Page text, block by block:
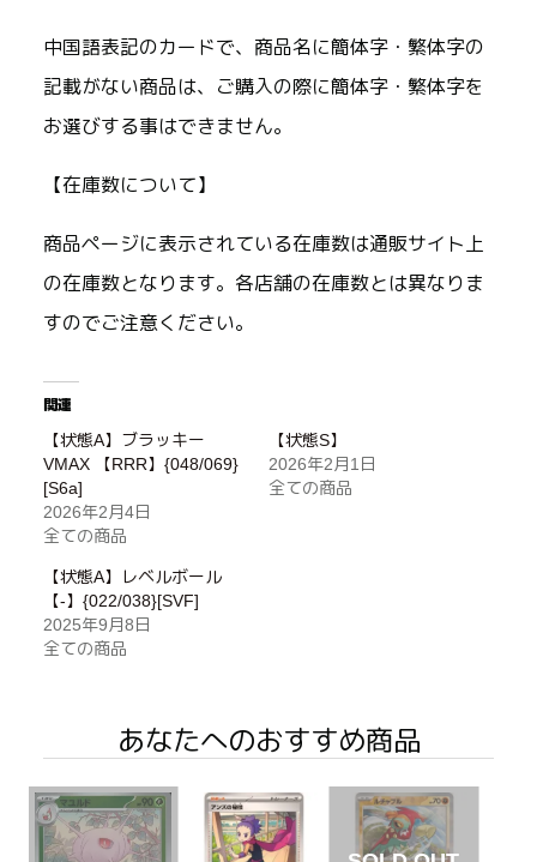
中国語表記のカードで、商品名に簡体字・繁体字の
記載がない商品は、ご購入の際に簡体字・繁体字を
お選びする事はできません。
【在庫数について】
商品ページに表示されている在庫数は通販サイト上
の在庫数となります。各店舗の在庫数とは異なりま
すのでご注意ください。
関連
【状態A】ブラッキー
VMAX 【RRR】{048/069}
[S6a]
2026年2月4日
全ての商品
【状態S】
2026年2月1日
全ての商品
【状態A】レベルボール
【-】{022/038}[SVF]
2025年9月8日
全ての商品
あなたへのおすすめ商品